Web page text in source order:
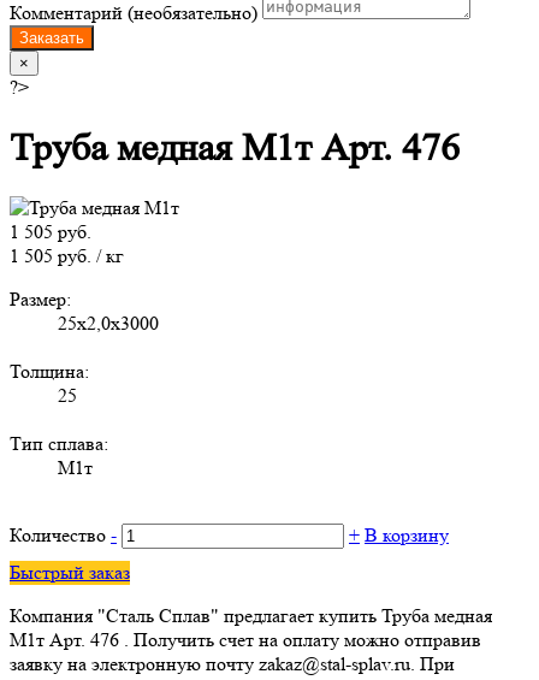
Комментарий (необязательно)
Заказать
×
?>
Труба медная М1т Арт. 476
1 505 руб.
1 505 руб. / кг
Размер:
25х2,0х3000
Толщина:
25
Тип сплава:
М1т
Количество - + В корзину
Быстрый заказ
Компания "Сталь Сплав" предлагает купить Труба медная
М1т Арт. 476 . Получить счет на оплату можно отправив
заявку на электронную почту zakaz@stal-splav.ru. При